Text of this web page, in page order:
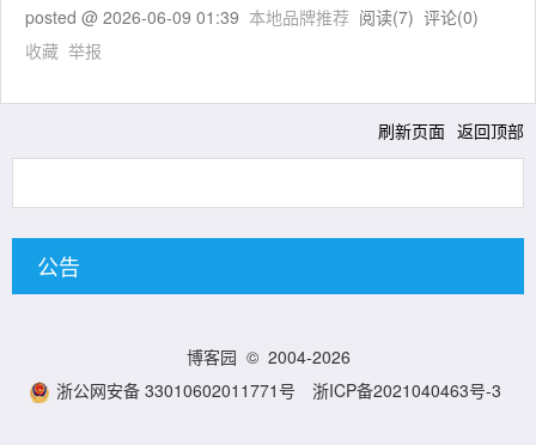
posted @ 2026-06-09 01:39 本地品牌推荐 阅读(7) 评论(0)
收藏 举报
刷新页面 返回顶部
公告
博客园 © 2004-2026
浙公网安备 33010602011771号
浙ICP备2021040463号-3